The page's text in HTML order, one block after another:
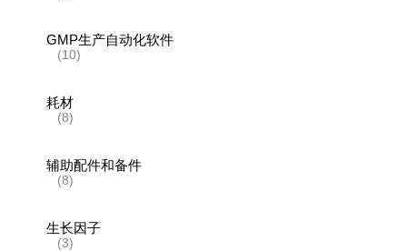
GMP生产自动化软件
(10)
耗材
(8)
辅助配件和备件
(8)
生长因子
(3)